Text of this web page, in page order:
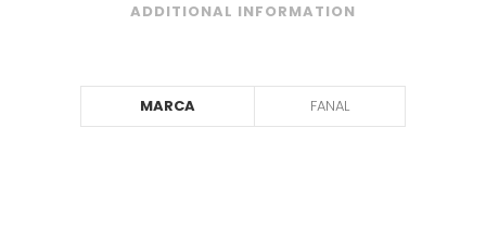
ADDITIONAL INFORMATION
MARCA FANAL